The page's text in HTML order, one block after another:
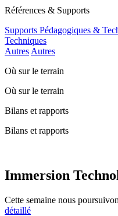
Références & Supports
Supports Pédagogiques &
Techniques
Autres Autres
Où sur le terrain
Où sur le terrain
Bilans et rapports
Bilans et rapports
Immersion
Cette semaine nous
détaillé